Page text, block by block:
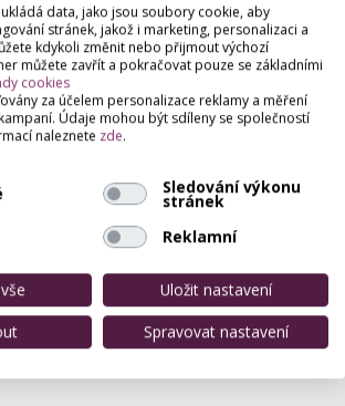
sepřihlašte.
hodnocení.
data, jako jsou soubory cookie, aby
stránek, jakož i marketing, personalizaci a
kdykoli změnit nebo přijmout výchozí
můžete zavřít a pokračovat pouze se základními
cookies
za účelem personalizace reklamy a měření
Údaje mohou být sdíleny se společností
naleznete zde.
Sledování výkonu
stránek
Reklamní
Uložit nastavení
Spravovat nastavení